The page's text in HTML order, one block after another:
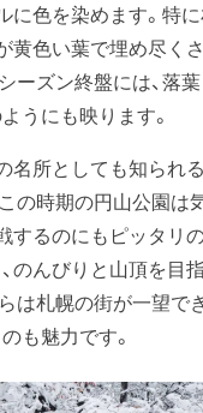
に色を染めます。特
黄色い葉で埋め尽く
ーズン終盤には、落
うにも映ります。
名所としても知られ
の時期の円山公園は
するのにもピッタリ
のんびりと山頂を目
は札幌の街が一望で
も魅力です。